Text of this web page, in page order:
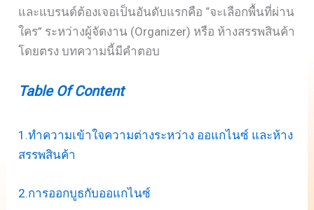
และแบรนด์ต้องเจอเป็นอันดับแรกคือ “จะเลือกพื้นที่ผ่าน
ใคร” ระหว่างผู้จัดงาน (Organizer) หรือ ห้างสรรพสินค้า
โดยตรง บทความนี้มีคำตอบ
Table Of Content
1.ทำความเข้าใจความต่างระหว่าง ออแกไนซ์ และห้าง
สรรพสินค้า
2.การออกบูธกับออแกไนซ์